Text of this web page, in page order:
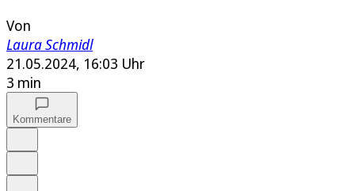
Von
Laura Schmidl
21.05.2024, 16:03 Uhr
3 min
Kommentare